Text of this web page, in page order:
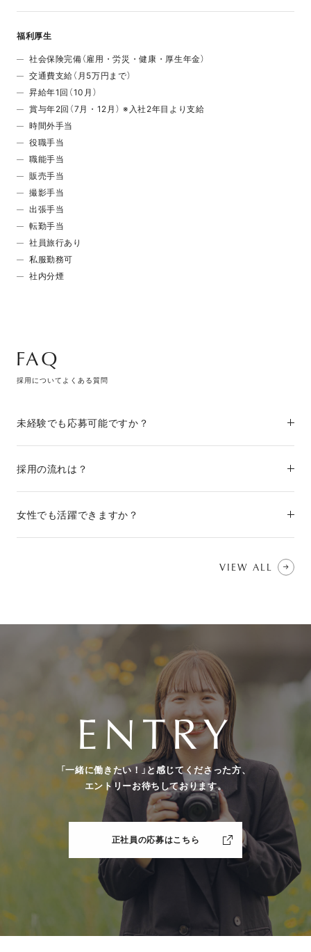
福利厚生
社会保険完備（雇用・労災・健康・厚生年金）
交通費支給（月5万円まで）
昇給年1回（10月）
賞与年2回（7月・12月） ※入社2年目より支給
時間外手当
役職手当
職能手当
販売手当
撮影手当
出張手当
転勤手当
社員旅行あり
私服勤務可
社内分煙
FAQ
採用についてよくある質問
未経験でも応募可能ですか？
採用の流れは？
女性でも活躍できますか？
VIEW ALL
ENTRY
「一緒に働きたい！」と感じてくださった方、
エントリーお待ちしております。
正社員の応募はこちら